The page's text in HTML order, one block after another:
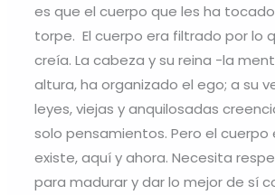
es que el cuerpo que les ha
torpe. El cuerpo era filtrado por lo
creía. La cabeza y su reina -la
altura, ha organizado el ego; a su
leyes, viejas y anquilosadas
solo pensamientos. Pero el cuerpo
existe, aquí y ahora. Necesita
para madurar y dar lo mejor de sí